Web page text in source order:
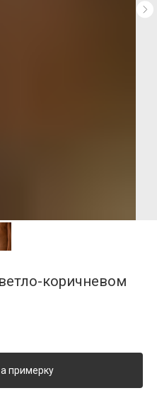
коричневом
примерку